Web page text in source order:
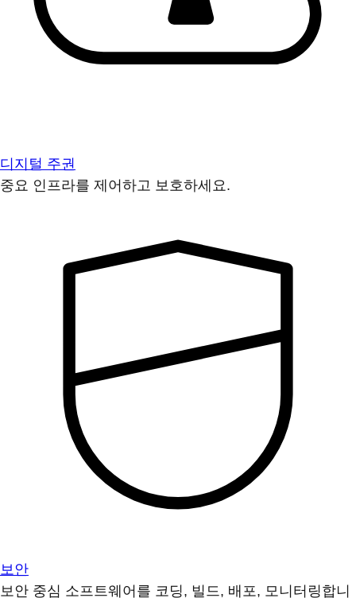
디지털 주권
중요 인프라를 제어하고 보호하세요.
보안
보안 중심 소프트웨어를 코딩, 빌드, 배포, 모니터링합니